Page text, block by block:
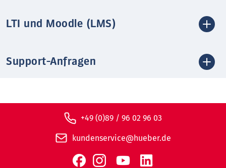
LTI und Moodle (LMS)
Support-Anfragen
+49 (0)89 / 96 02 96 03
kundenservice@hueber.de